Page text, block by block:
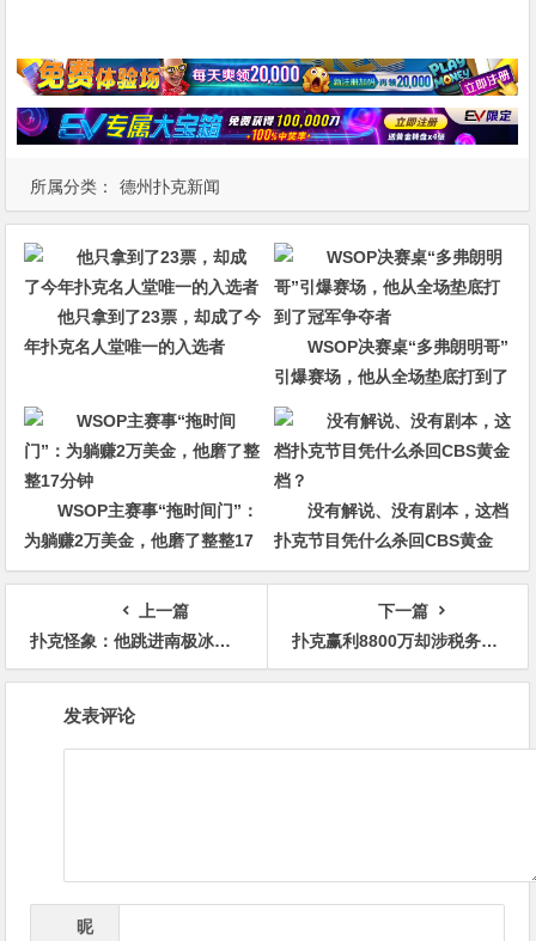
所属分类： 德州扑克新闻
他只拿到了23票，却成了今
年扑克名人堂唯一的入选者
WSOP决赛桌“多弗朗明哥”
引爆赛场，他从全场垫底打到了
冠军争夺者
WSOP主赛事“拖时间门”：
为躺赚2万美金，他磨了整整17
分钟
没有解说、没有剧本，这档
扑克节目凭什么杀回CBS黄金
档？
上一篇
扑克怪象：他跳进南极冰海“冷静”了一下，回来后两年狂揽2100万美元
下一篇
扑克赢利8800万却涉税务欺诈？师Tom Goldstein的“秘密账本”牵出多位亿万富翁牌手
发表评论
昵